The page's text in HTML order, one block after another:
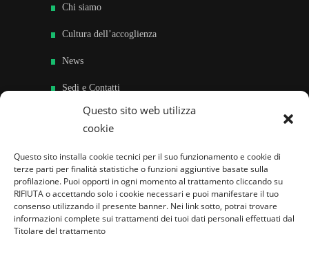
Questo sito web utilizza
cookie
Questo sito installa cookie tecnici per il suo funzionamento e cookie di
terze parti per finalità statistiche o funzioni aggiuntive basate sulla
profilazione. Puoi opporti in ogni momento al trattamento cliccando su
RIFIUTA o accettando solo i cookie necessari e puoi manifestare il tuo
consenso utilizzando il presente banner. Nei link sotto, potrai trovare
informazioni complete sui trattamenti dei tuoi dati personali effettuati dal
Titolare del trattamento
Chi siamo
Cultura dell’accoglienza
News
Sedi e Contatti
Sostieni
Famiglie per l’accoglienza nel mondo